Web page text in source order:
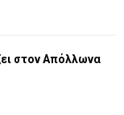
στον Απόλλωνα